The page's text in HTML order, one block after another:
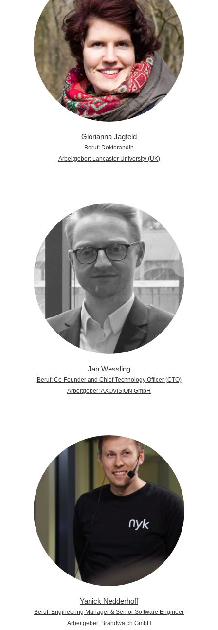
Glorianna Jagfeld
Beruf: Doktorandin
Arbeitgeber: Lancaster University (UK)
Jan Wessling
Beruf: Co-Founder and Chief Technology Officer (CTO)
Arbeitgeber: AXOVISION GmbH
Yanick Nedderhoff
Beruf: Engineering Manager & Senior Software Engineer
Arbeitgeber: Brandwatch GmbH